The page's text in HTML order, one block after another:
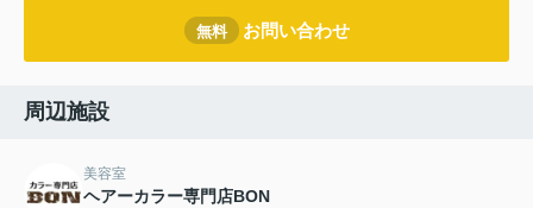
無料 お問い合わせ
周辺施設
美容室
ヘアーカラー専門店BON